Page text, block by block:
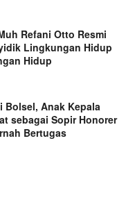
Refani Otto Resmi
Lingkungan Hidup
Hidup
Bolsel, Anak Kepala
sebagai Sopir Honorer
Bertugas